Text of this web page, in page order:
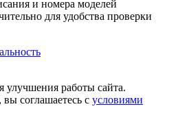
и номера моделей
для удобства проверки
улучшения работы сайта.
соглашаетесь с условиями